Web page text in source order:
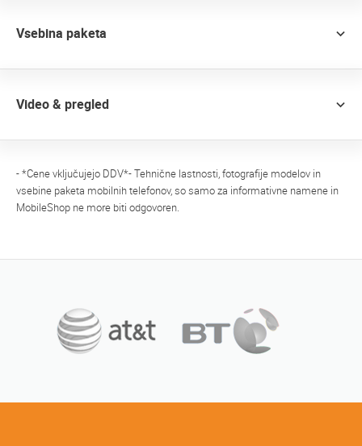
Vsebina paketa
Video & pregled
- *Cene vključujejo DDV*- Tehnične lastnosti, fotografije modelov in
vsebine paketa mobilnih telefonov, so samo za informativne namene in
MobileShop ne more biti odgovoren.